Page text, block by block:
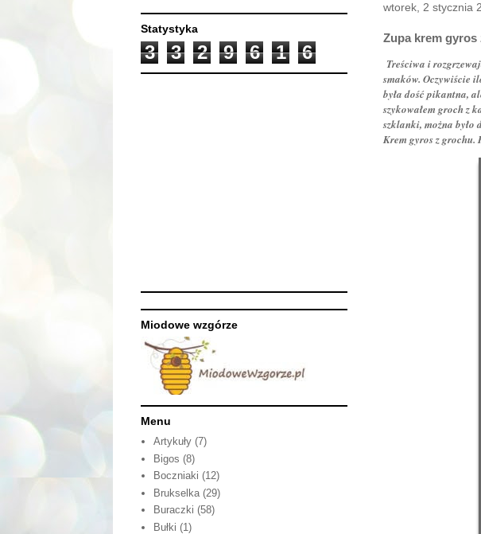
wtorek, 2 stycznia
Zupa krem gyros
Treściwa i
smaków. Oczywiście
była dość pikantna,
szykowałem groch z
szklanki, można było
Krem gyros z grochu.
Statystyka
3 3 2 9 6 1 6
Miodowe wzgórze
Menu
Artykuły (7)
Bigos (8)
Boczniaki (12)
Brukselka (29)
Buraczki (58)
Bułki (1)